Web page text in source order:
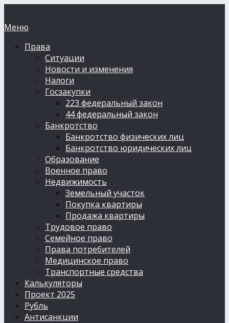
Меню
Права
Ситуации
Новости и изменения
Налоги
Госзакупки
223 федеральный закон
44 федеральный закон
Банкротство
Банкротство физических лиц
Банкротство юридических лиц
Образование
Военное право
Недвижимость
Земельный участок
Покупка квартиры
Продажа квартиры
Трудовое право
Семейное право
Права потребителей
Медицинское право
Транспортные средства
Калькуляторы
Проект 2025
Рубль
Антисанкции